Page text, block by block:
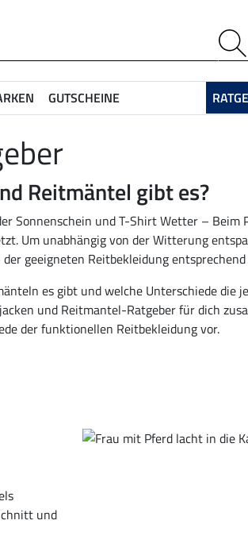
GUTSCHEINE
Reitmäntel gibt es?
Sonnenschein und T-Shirt Wetter – Beim
Um unabhängig von der Witterung
geeigneten Reitbekleidung
es gibt und welche Unterschiede die
und Reitmantel-Ratgeber für dich
der funktionellen Reitbekleidung vor.
und